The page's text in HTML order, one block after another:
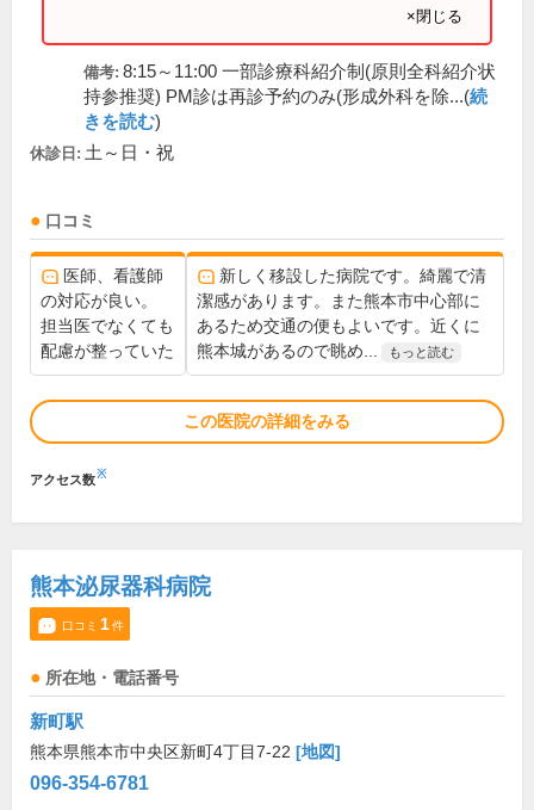
×閉じる
備考: 8:15～11:00 一部診療科紹介制(原則全科紹介状
持参推奨) PM診は再診予約のみ(形成外科を除...(続
きを読む)
休診日: 土～日・祝
口コミ
医師、看護師
の対応が良い。
担当医でなくても
配慮が整っていた
新しく移設した病院です。綺麗で清
潔感があります。また熊本市中心部に
あるため交通の便もよいです。近くに
熊本城があるので眺め...
もっと読む
この医院の詳細をみる
アクセス数※
熊本泌尿器科病院
口コミ 1件
所在地・電話番号
新町駅
熊本県熊本市中央区新町4丁目7-22 [地図]
096-354-6781